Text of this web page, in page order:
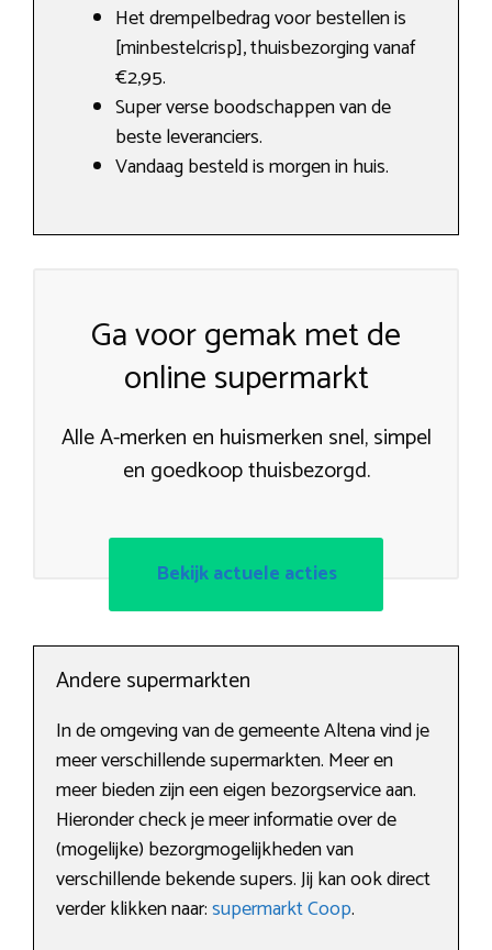
Het drempelbedrag voor bestellen is
[minbestelcrisp], thuisbezorging vanaf
€2,95.
Super verse boodschappen van de
beste leveranciers.
Vandaag besteld is morgen in huis.
Ga voor gemak met de
online supermarkt
Alle A-merken en huismerken snel, simpel
en goedkoop thuisbezorgd.
Bekijk actuele acties
Andere supermarkten
In de omgeving van de gemeente Altena vind je
meer verschillende supermarkten. Meer en
meer bieden zijn een eigen bezorgservice aan.
Hieronder check je meer informatie over de
(mogelijke) bezorgmogelijkheden van
verschillende bekende supers. Jij kan ook direct
verder klikken naar:supermarkt Coop.